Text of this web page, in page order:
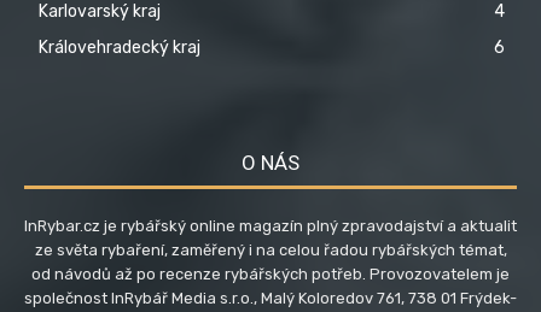
Karlovarský kraj
4
Královehradecký kraj
6
O NÁS
InRybar.cz je rybářský online magazín plný zpravodajství a aktualit
ze světa rybaření, zaměřený i na celou řadou rybářských témat,
od návodů až po recenze rybářských potřeb. Provozovatelem je
společnost InRybář Media s.r.o., Malý Koloredov 761, 738 01 Frýdek-